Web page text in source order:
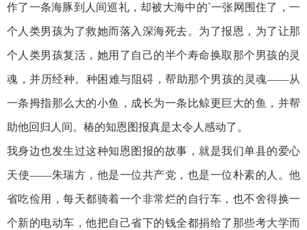
作了一条海豚到人间巡礼，却被大海中的`一张网围住了，一
个人类男孩为了救她而落入深海死去。为了报恩，为了让那
个人类男孩复活，她用了自己的半个寿命换取那个男孩的灵
魂，并历经种。种困难与阻碍，帮助那个男孩的灵魂——从
一条拇指那么大的小鱼，成长为一条比鲸更巨大的鱼，并帮
助他回归人间。椿的知恩图报真是太令人感动了。
我身边也发生过这种知恩图报的故事，就是我们单县的爱心
天使——朱瑞方，他是一位共产党，也是一位朴素的人。他
省吃俭用，每天都骑着一个非常烂的自行车，也不舍得换一
个新的电动车，他把自己省下的钱全都捐给了那些考大学而